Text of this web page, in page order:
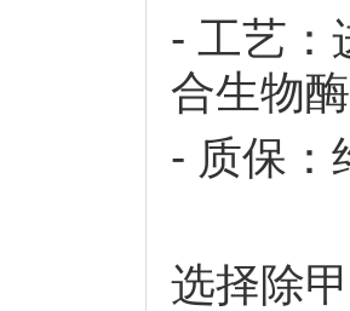
- 工艺：
合生物
- 质保
选择除